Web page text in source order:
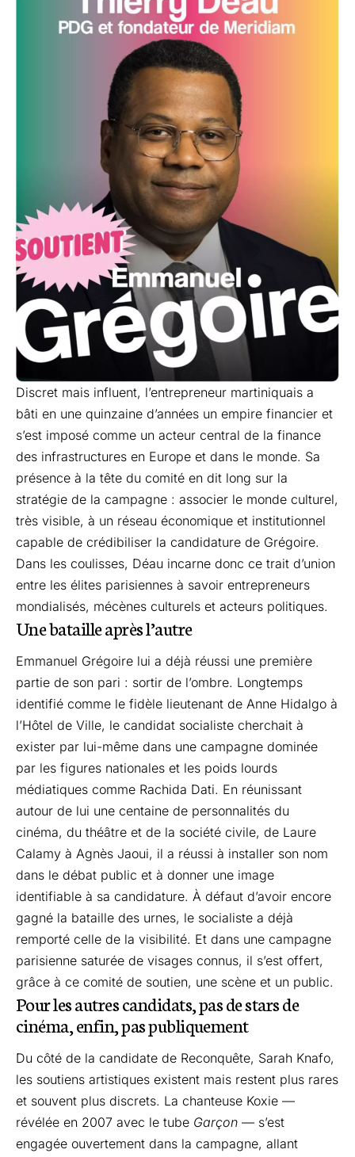
Discret mais influent, l’entrepreneur martiniquais a
bâti en une quinzaine d’années un empire financier et
s’est imposé comme un acteur central de la finance
des infrastructures en Europe et dans le monde. Sa
présence à la tête du comité en dit long sur la
stratégie de la campagne : associer le monde culturel,
très visible, à un réseau économique et institutionnel
capable de crédibiliser la candidature de Grégoire.
Dans les coulisses, Déau incarne donc ce trait d’union
entre les élites parisiennes à savoir entrepreneurs
mondialisés, mécènes culturels et acteurs politiques.
Une bataille après l’autre
Emmanuel Grégoire lui a déjà réussi une première
partie de son pari : sortir de l’ombre. Longtemps
identifié comme le fidèle lieutenant de Anne Hidalgo à
l’Hôtel de Ville, le candidat socialiste cherchait à
exister par lui-même dans une campagne dominée
par les figures nationales et les poids lourds
médiatiques comme Rachida Dati. En réunissant
autour de lui une centaine de personnalités du
cinéma, du théâtre et de la société civile, de Laure
Calamy à Agnès Jaoui, il a réussi à installer son nom
dans le débat public et à donner une image
identifiable à sa candidature. À défaut d’avoir encore
gagné la bataille des urnes, le socialiste a déjà
remporté celle de la visibilité. Et dans une campagne
parisienne saturée de visages connus, il s’est offert,
grâce à ce comité de soutien, une scène et un public.
Pour les autres candidats, pas de stars de
cinéma, enfin, pas publiquement
Du côté de la candidate de Reconquête, Sarah Knafo,
les soutiens artistiques existent mais restent plus rares
et souvent plus discrets. La chanteuse Koxie —
révélée en 2007 avec le tube Garçon — s’est
engagée ouvertement dans la campagne, allant